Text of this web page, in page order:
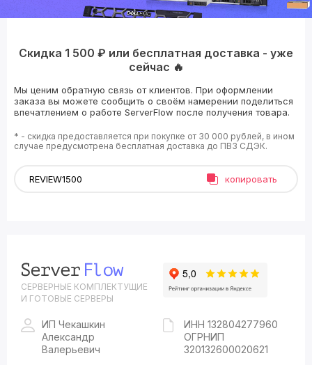
Скидка 1 500 ₽ или бесплатная доставка - уже
сейчас 🔥
Мы ценим обратную связь от клиентов. При оформлении
заказа вы можете сообщить о своём намерении поделиться
впечатлением о работе ServerFlow после получения товара.
* - скидка предоставляется при покупке от 30 000 рублей, в ином
случае предусмотрена бесплатная доставка до ПВЗ СДЭК.
копировать
СЕРВЕРНЫЕ КОМПЛЕКТУЩИЕ
И ГОТОВЫЕ СЕРВЕРЫ
ИП Чекашкин
Александр
Валерьевич
ИНН 132804277960
ОГРНИП
320132600020621